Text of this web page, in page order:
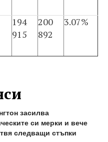
194
915
200
892
3.07%
засилва
си мерки и вече
следващи стъпки